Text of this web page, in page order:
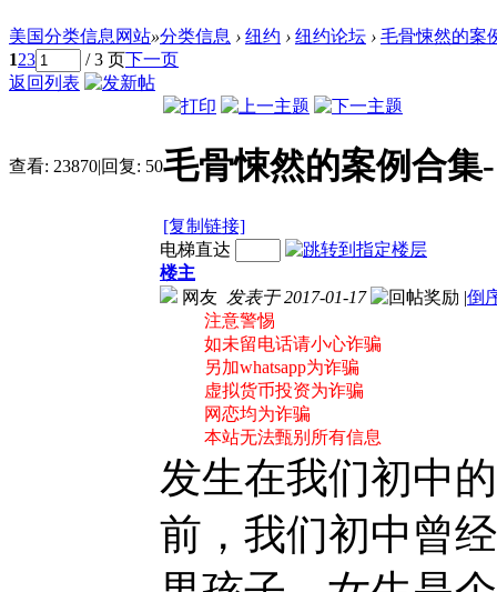
美国分类信息网站»分类信息 › 纽约 › 纽约论坛 › 毛骨悚然的案
123 / 3 页下一页
返回列表
查看: 23870|回复: 50毛骨悚然的案例合集-
[复制链接]
电梯直达
楼主
网友 发表于 2017-01-17 |倒
注意警惕
如未留电话请小心诈骗
另加whatsapp为诈骗
虚拟货币投资为诈骗
网恋均为诈骗
本站无法甄别所有信息
发生在我们初中
前，我们初中曾